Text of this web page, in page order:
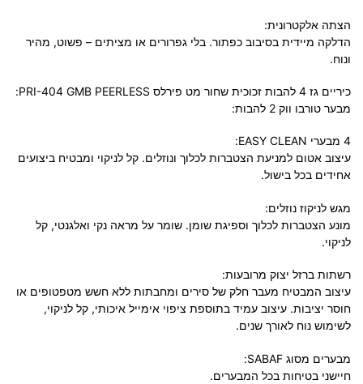
הצתה אלקטרונית:
הדלקה מיידית בסיבוב כפתור. בלי גפרורים או מציתים – פשוט, מהיר
ונוח.
כיריים גז 4 להבות זכוכית שחור מט פירלס PRI-404 GMB PEERLESS:
מבער טורבו ווק 2 להבות:
4 מבערי EASY CLEAN:
עיצוב אטום למניעת הצטברות לכלוך ונוזלים. קל לניקוי ומבטיח ביצועים
אחידים בכל בישול.
מגש לניקוז נוזלים:
מונע הצטברות לכלוך וספיגת שומן. שומר על מראה נקי ואלגנטי, קל
לניקוי.
רשתות ברזל יצוק מרובעות:
עיצוב המבטיח מעבר חלק של סירים ומחבתות ללא חשש מטפטופים או
חוסר יציבות. עיצוב עמיד בתוספת ציפוי אימייל איכותי, קל לניקוי,
לשימוש נוח לאורך שנים.
מבערים מסוג SABAF:
חיישני בטיחות בכל המבערים.